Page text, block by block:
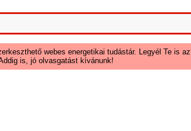
webes energetikai tudástár. Legyél Te is
is, jó olvasgatást kívánunk!